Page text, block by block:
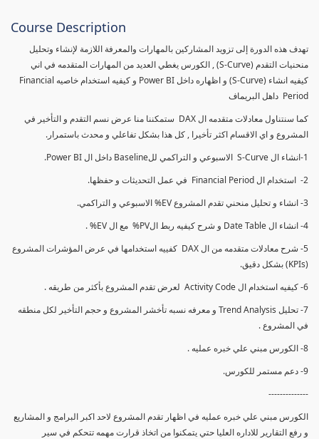
Course Description
تهدف هذه الدورة إلى تزويد المشاركين بالمهارات والمعرفة اللازمة لإنشاء وتحليل
منحنيات التقدم (S-Curve) , الكورس يغطي العديد من المهارات المتقدمه في اني
كيفيه انشاء (S-Curve) و اظهاره داخل Power BI و كيفيه استخدام خاصيه Financial
Period داهل البريماف
كما سنتناول معادلات متقدمه ال DAX ستمكننا منا عرض نسم التقدم و التأخير في
المشروع و اي الاقسام اكثر تأخيرا , كل هذا بشكل تفاعلي و محدث باستمرار.
1-انشاء ال S-Curve الاسبوعي و التراكمي للBaseline داخل ال Power BI.
2- استخدام ال Financial Period في عمل التحديثات و حفظها.
3- انشاء و تحليل منحني تقدم المشروع EV% الاسبوعي و التراكمي.
4- انشاء ال Date Table و شرح كيفيه ربط الPV% مع ال EV% .
5- شرح معادلات متقدمه من ال DAX كفييه استخدامها في عرض المؤشرات المشروع
(KPIs) بشكل دقيق.
6- كيفيه استخدام ال Activity Code لعرض تقدم المشروع بأكثر من طريقه .
7- تحليل Trend Analysis و معرفه نسبه تأخشر المشروع و حجم التأخير لكل منطقه
في المشروع .
8- الكورس مبني علي خبره عمليه .
9- دعم مستمر للكورس.
--------------
الكورس مبني علي خبره عمليه في اظهار تقدم المشروع لاحد اكبر البرامج و المشاريع
و رفع التقارير للاداره العليا حتي يتمكنوا من اتخاذ قرارت مهمه تتحكم في سير